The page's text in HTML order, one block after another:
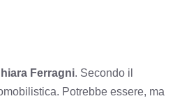
hiara Ferragni. Secondo il
Potrebbe essere, ma